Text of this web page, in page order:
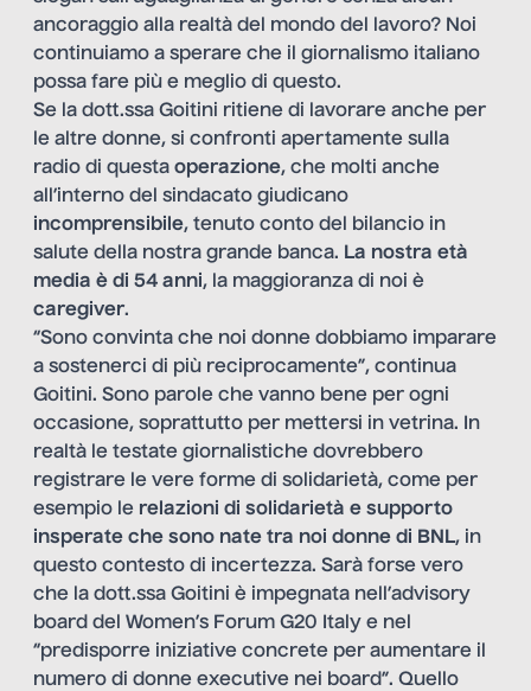
ancoraggio alla realtà del mondo del lavoro? Noi
continuiamo a sperare che il giornalismo italiano
possa fare più e meglio di questo.
Se la dott.ssa Goitini ritiene di lavorare anche per
le altre donne, si confronti apertamente sulla
radio di questa operazione, che molti anche
all’interno del sindacato giudicano
incomprensibile, tenuto conto del bilancio in
salute della nostra grande banca. La nostra età
media è di 54 anni, la maggioranza di noi è
caregiver.
“Sono convinta che noi donne dobbiamo imparare
a sostenerci di più reciprocamente”, continua
Goitini. Sono parole che vanno bene per ogni
occasione, soprattutto per mettersi in vetrina. In
realtà le testate giornalistiche dovrebbero
registrare le vere forme di solidarietà, come per
esempio le relazioni di solidarietà e supporto
insperate che sono nate tra noi donne di BNL, in
questo contesto di incertezza. Sarà forse vero
che la dott.ssa Goitini è impegnata nell’advisory
board del Women’s Forum G20 Italy e nel
“predisporre iniziative concrete per aumentare il
numero di donne executive nei board”. Quello